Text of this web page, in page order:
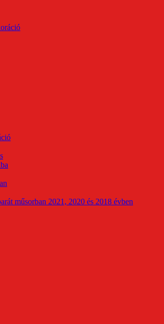
műsorban 2021, 2020 és 2018 évben